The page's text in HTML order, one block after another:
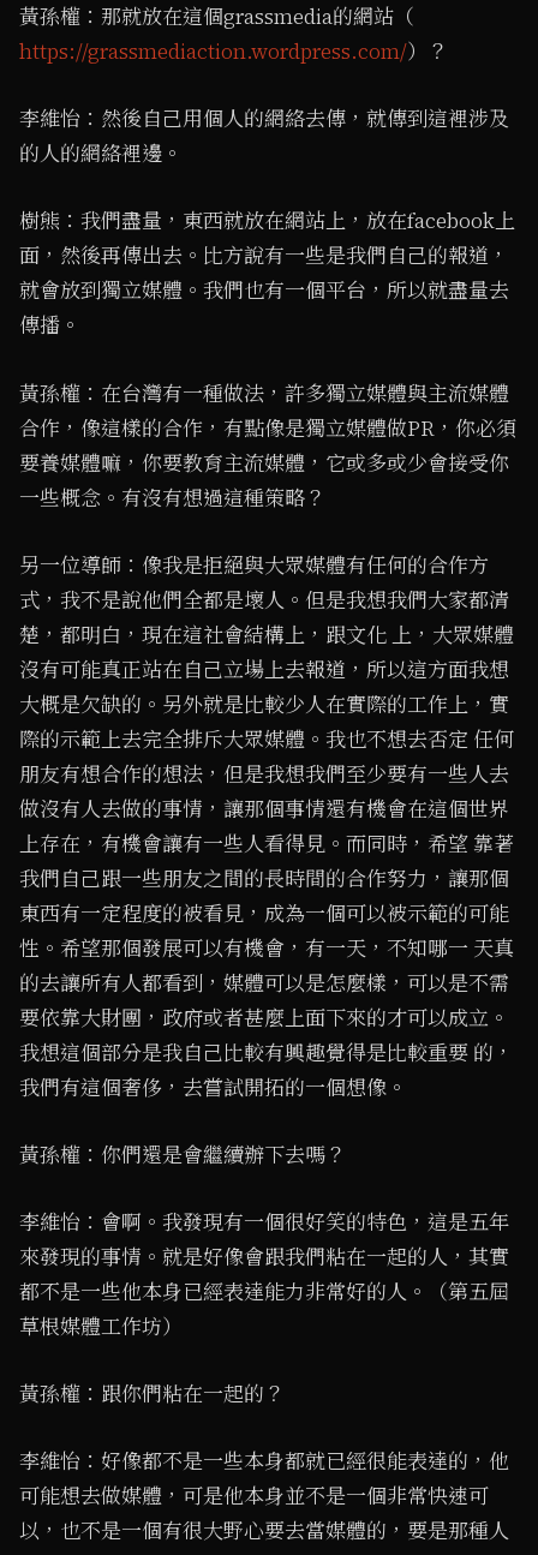
黃孫權：那就放在這個grassmedia的網站（​
https://grassmediaction.wordpress.com/）？
李維怡：然後自己用個人的網絡去傳，就傳到這裡涉及
的人的網絡裡邊。
樹熊：我們盡量，東西就放在網站上，放在facebook上
面，然後再傳出去。比方說有一些是我們自己的報道，
就會放到獨立媒體。我們也有一個平台，所以就盡量去
傳播。
黃孫權：在台灣有一種做法，許多獨立媒體與主流媒體
合作，像這樣的合作，有點像是獨立媒體做PR，你必須
要養媒體嘛，你要教育主流媒體，它或多或少會接受你
一些概念。有沒有想過這種策略？
另一位導師：像我是拒絕與大眾媒體有任何的合作方
式，我不是說他們全都是壞人。但是我想我們大家都清
楚，都明白，現在這社會結構上，跟文化 上，大眾媒體
沒有可能真正站在自己立場上去報道，所以這方面我想
大概是欠缺的。另外就是比較少人在實際的工作上，實
際的示範上去完全排斥大眾媒體。我也不想去否定 任何
朋友有想合作的想法，但是我想我們至少要有一些人去
做沒有人去做的事情，讓那個事情還有機會在這個世界
上存在，有機會讓有一些人看得見。而同時，希望 靠著
我們自己跟一些朋友之間的長時間的合作努力，讓那個
東西有一定程度的被看見，成為一個可以被示範的可能
性。希望那個發展可以有機會，有一天，不知哪一 天真
的去讓所有人都看到，媒體可以是怎麼樣，可以是不需
要依靠大財團，政府或者甚麼上面下來的才可以成立。
我想這個部分是我自己比較有興趣覺得是比較重要 的，
我們有這個奢侈，去嘗試開拓的一個想像。
黃孫權：你們還是會繼續辦下去嗎？
李維怡：會啊。我發現有一個很好笑的特色，這是五年
來發現的事情。就是好像會跟我們粘在一起的人，其實
都不是一些他本身已經表達能力非常好的人。（第五屆
草根媒體工作坊）
黃孫權：跟你們粘在一起的？
李維怡：好像都不是一些本身都就已經很能表達的，他
可能想去做媒體，可是他本身並不是一個非常快速可
以，也不是一個有很大野心要去當媒體的，要是那種人